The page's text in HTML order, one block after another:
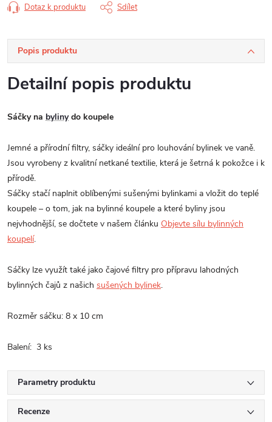
Dotaz k produktu Sdílet
Popis produktu
Detailní popis produktu
Sáčky na bylinydo koupele
Jemné a přírodní filtry, sáčky ideální pro louhování bylinek ve vaně.
Jsou vyrobeny z kvalitní netkané textilie, která je šetrná k pokožce i k
přírodě.
Sáčky stačí naplnit oblíbenými sušenými bylinkami a vložit do teplé
koupele – o tom, jak na bylinné koupele a které byliny jsou
nejvhodnější, se dočtete v našem článku Objevte sílu bylinných
koupelí.
Sáčky lze využít také jako čajové filtry pro přípravu lahodných
bylinných čajů z našich sušených bylinek.
Rozměr sáčku: 8 x 10 cm
Balení: 3 ks
Parametry produktu
Recenze